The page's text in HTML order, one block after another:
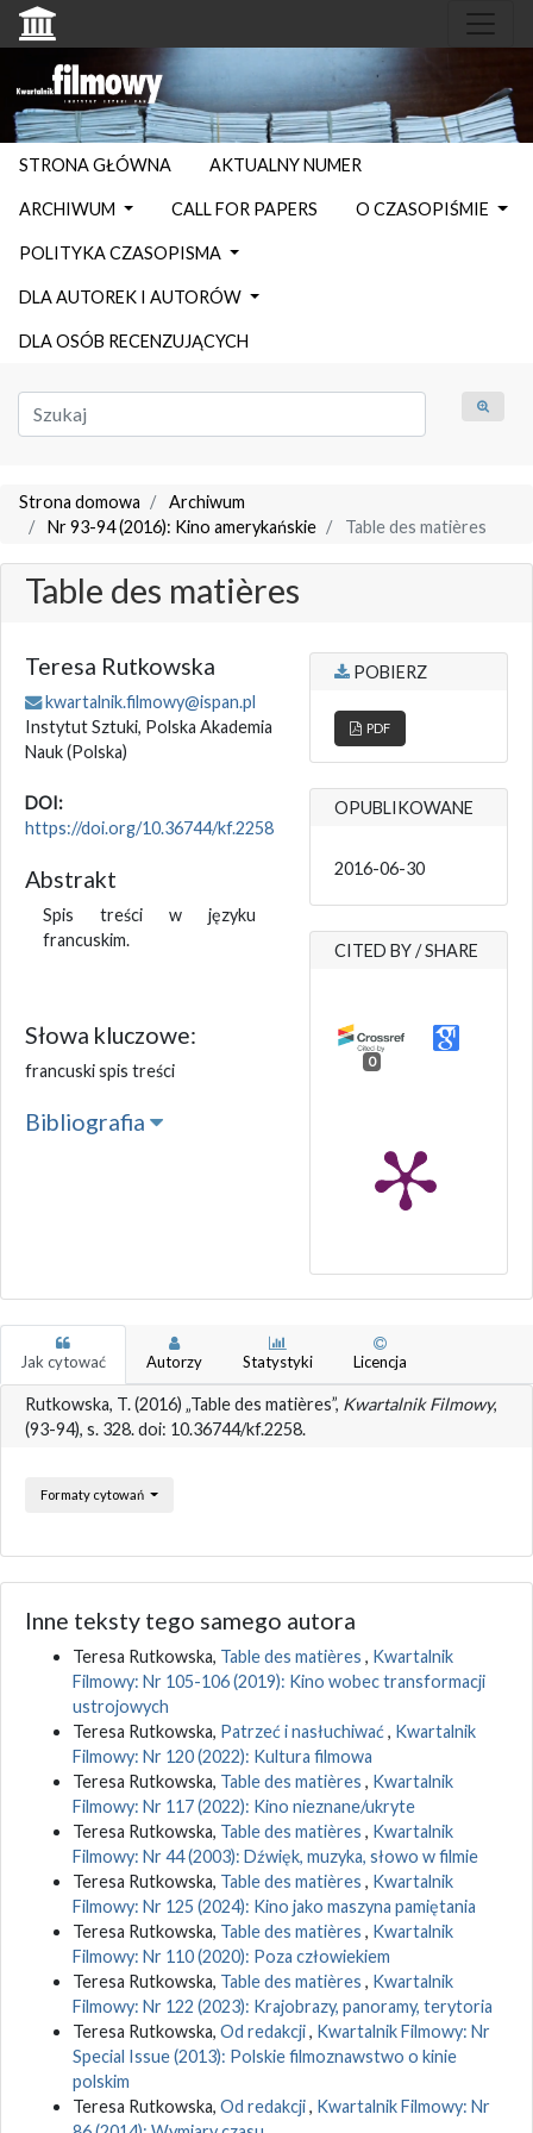
STRONA GŁÓWNA AKTUALNY NUMER
ARCHIWUM CALL FOR PAPERS O CZASOPIŚMIE
POLITYKA CZASOPISMA
DLA AUTOREK I AUTORÓW
DLA OSÓB RECENZUJĄCYCH
Strona domowa
Archiwum
Nr 93-94 (2016): Kino amerykańskie
Table des matières
Table des matières
Teresa Rutkowska
kwartalnik.filmowy@ispan.pl
Instytut Sztuki, Polska Akademia
Nauk(Polska)
DOI:
https://doi.org/10.36744/kf.2258
Abstrakt
Spis treści w języku
francuskim.
Słowa kluczowe:
francuski spis treści
Bibliografia
POBIERZ
PDF
OPUBLIKOWANE
2016-06-30
CITED BY / SHARE
0
Jak cytować Autorzy Statystyki Licencja
Rutkowska, T. (2016) „Table des matières”, Kwartalnik Filmowy,
(93-94), s. 328. doi: 10.36744/kf.2258.
Formaty cytowań
Inne teksty tego samego autora
Teresa Rutkowska, Table des matières , Kwartalnik
Filmowy: Nr 105-106 (2019): Kino wobec transformacji
ustrojowych
Teresa Rutkowska, Patrzeć i nasłuchiwać, Kwartalnik
Filmowy: Nr 120 (2022): Kultura filmowa
Teresa Rutkowska, Table des matières , Kwartalnik
Filmowy: Nr 117 (2022): Kino nieznane/ukryte
Teresa Rutkowska, Table des matières , Kwartalnik
Filmowy: Nr 44 (2003): Dźwięk, muzyka, słowo w filmie
Teresa Rutkowska, Table des matières , Kwartalnik
Filmowy: Nr 125 (2024): Kino jako maszyna pamiętania
Teresa Rutkowska, Table des matières , Kwartalnik
Filmowy: Nr 110 (2020): Poza człowiekiem
Teresa Rutkowska, Table des matières , Kwartalnik
Filmowy: Nr 122 (2023): Krajobrazy, panoramy, terytoria
Teresa Rutkowska, Od redakcji, Kwartalnik Filmowy: Nr
Special Issue (2013): Polskie filmoznawstwo o kinie
polskim
Teresa Rutkowska, Od redakcji, Kwartalnik Filmowy: Nr